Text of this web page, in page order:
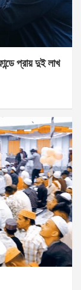
প্রায় দুই লাখ